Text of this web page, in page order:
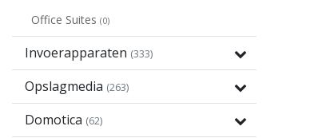
Office Suites (0)
Invoerapparaten (333)
Opslagmedia (263)
Domotica (62)